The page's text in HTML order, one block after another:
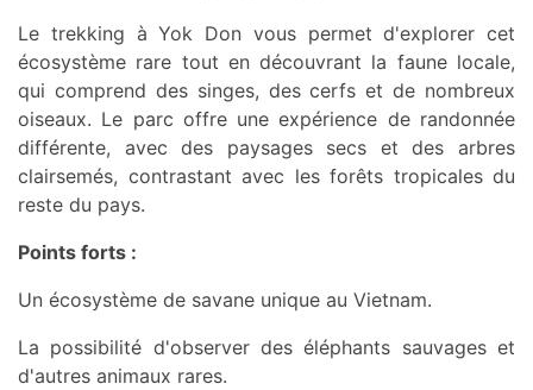
Le trekking à Yok Don vous permet d'explorer cet
écosystème rare tout en découvrant la faune locale,
qui comprend des singes, des cerfs et de nombreux
oiseaux. Le parc offre une expérience de randonnée
différente, avec des paysages secs et des arbres
clairsemés, contrastant avec les forêts tropicales du
reste du pays.
Points forts :
Un écosystème de savane unique au Vietnam.
La possibilité d'observer des éléphants sauvages et
d'autres animaux rares.